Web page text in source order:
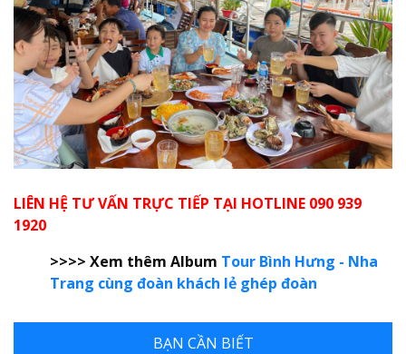
LIÊN HỆ TƯ VẤN TRỰC TIẾP TẠI HOTLINE 090 939
1920
>>>> Xem thêm Album Tour Bình Hưng - Nha
Trang cùng đoàn khách lẻ ghép đoàn
BẠN CẦN BIẾT